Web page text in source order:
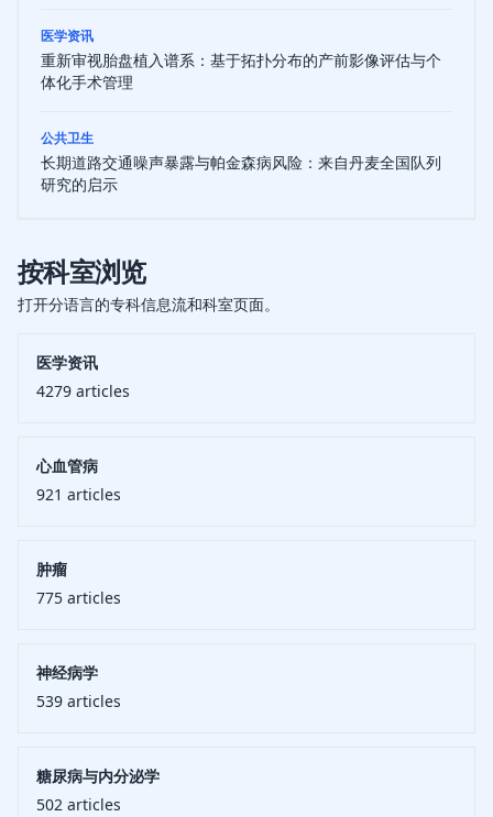
医学资讯
重新审视胎盘植入谱系：基于拓扑分布的产前影像评估与个
体化手术管理
公共卫生
长期道路交通噪声暴露与帕金森病风险：来自丹麦全国队列
研究的启示
按科室浏览
打开分语言的专科信息流和科室页面。
医学资讯
4279 articles
心血管病
921 articles
肿瘤
775 articles
神经病学
539 articles
糖尿病与内分泌学
502 articles